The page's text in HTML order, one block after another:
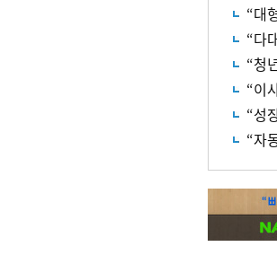
“대
“다
“청
“이
“성
“자